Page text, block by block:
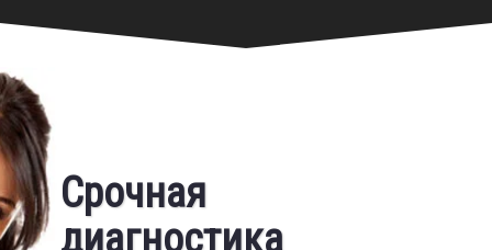
Срочная
диагностика
Бесплатный выезд
Фирменная гарантия
Предоставляем фирменную